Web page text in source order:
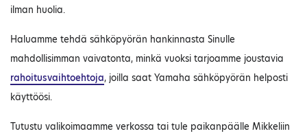
ilman huolia.
Haluamme tehdä sähköpyörän hankinnasta Sinulle
mahdollisimman vaivatonta, minkä vuoksi tarjoamme joustavia
rahoitusvaihtoehtoja, joilla saat Yamaha sähköpyörän helposti
käyttöösi.
Tutustu valikoimaamme verkossa tai tule paikanpäälle Mikkeliin